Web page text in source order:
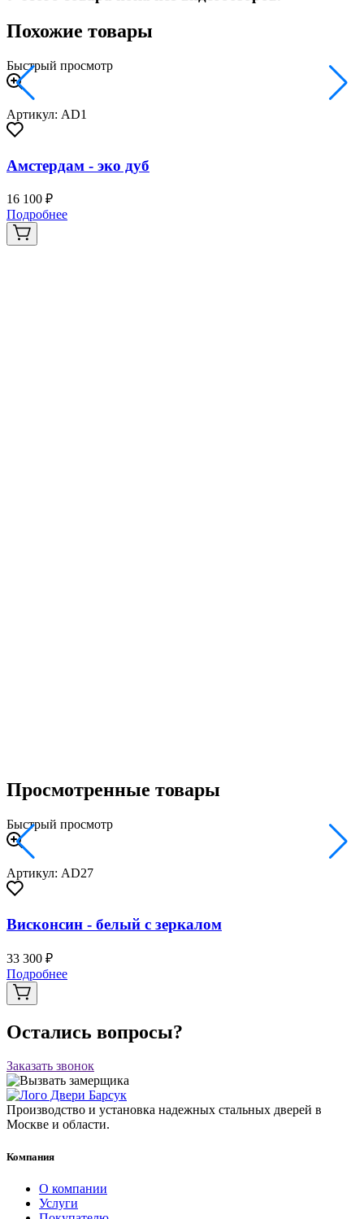
Похожие товары
Быстрый просмотр
Артикул: AD1
Амстердам - эко дуб
16 100 ₽
Подробнее
Просмотренные товары
Быстрый просмотр
Артикул: AD27
Висконсин - белый с зеркалом
33 300 ₽
Подробнее
Остались вопросы?
Заказать звонок
Производство и установка надежных стальных дверей в
Москве и области.
Компания
О компании
Услуги